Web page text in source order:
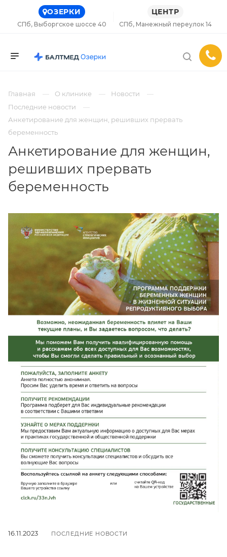
ОЗЕРКИ
СПб, Выборгское шоссе 40
ЦЕНТР
СПб, Манежный переулок 14
Главная О клинике
Новости
Последние новости
Анкетирование для женщин, решивших прервать
беременность
Анкетирование для женщин,
решивших прервать
беременность
16.11.2023 ПОСЛЕДНИЕ НОВОСТИ